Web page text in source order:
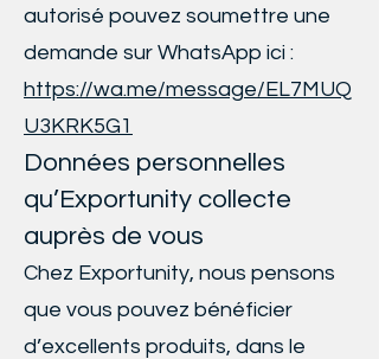
autorisé pouvez soumettre une
demande sur WhatsApp ici :
https://wa.me/message/EL7MUQ
U3KRK5G1
Données personnelles
qu’Exportunity collecte
auprès de vous
Chez Exportunity, nous pensons
que vous pouvez bénéficier
d’excellents produits, dans le